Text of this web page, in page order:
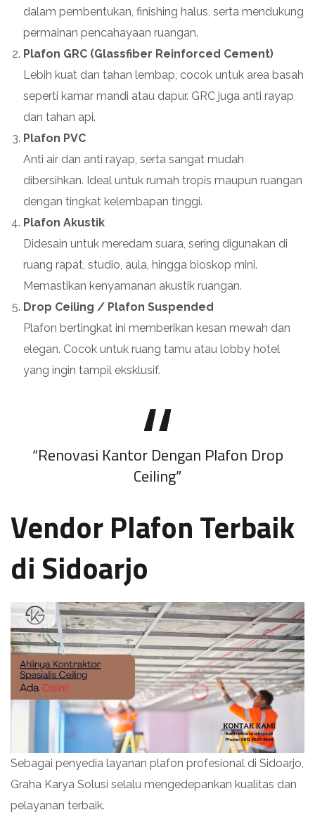
dalam pembentukan, finishing halus, serta mendukung
permainan pencahayaan ruangan.
Plafon GRC (Glassfiber Reinforced Cement)
Lebih kuat dan tahan lembap, cocok untuk area basah
seperti kamar mandi atau dapur. GRC juga anti rayap
dan tahan api.
Plafon PVC
Anti air dan anti rayap, serta sangat mudah
dibersihkan. Ideal untuk rumah tropis maupun ruangan
dengan tingkat kelembapan tinggi.
Plafon Akustik
Didesain untuk meredam suara, sering digunakan di
ruang rapat, studio, aula, hingga bioskop mini.
Memastikan kenyamanan akustik ruangan.
Drop Ceiling / Plafon Suspended
Plafon bertingkat ini memberikan kesan mewah dan
elegan. Cocok untuk ruang tamu atau lobby hotel
yang ingin tampil eksklusif.
“Renovasi Kantor Dengan Plafon Drop
Ceiling”
Vendor Plafon Terbaik
di Sidoarjo
Sebagai penyedia layanan plafon profesional di Sidoarjo,
Graha Karya Solusi selalu mengedepankan kualitas dan
pelayanan terbaik.